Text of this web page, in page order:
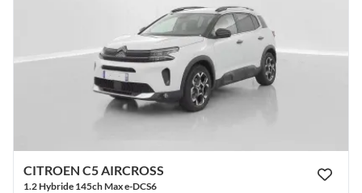
CITROEN C5 AIRCROSS
1.2 Hybride 145ch Max e-DCS6